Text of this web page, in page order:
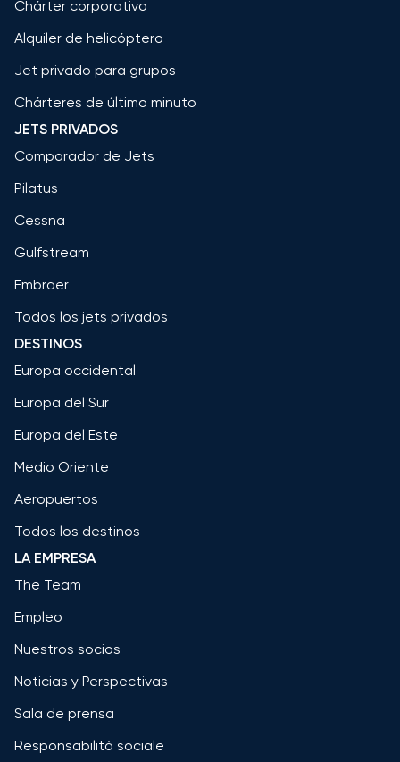
Chárter corporativo
Alquiler de helicóptero
Jet privado para grupos
Chárteres de último minuto
JETS PRIVADOS
Comparador de Jets
Pilatus
Cessna
Gulfstream
Embraer
Todos los jets privados
DESTINOS
Europa occidental
Europa del Sur
Europa del Este
Medio Oriente
Aeropuertos
Todos los destinos
LA EMPRESA
The Team
Empleo
Nuestros socios
Noticias y Perspectivas
Sala de prensa
Responsabilità sociale